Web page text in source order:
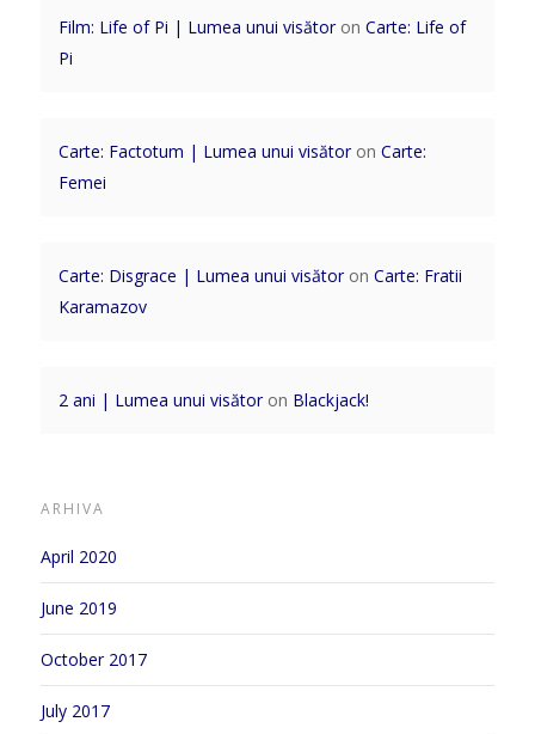
Film: Life of Pi | Lumea unui visătoron Carte: Life of
Pi
Carte: Factotum | Lumea unui visătoron Carte:
Femei
Carte: Disgrace | Lumea unui visătoron Carte: Fratii
Karamazov
2 ani | Lumea unui visătoron Blackjack!
ARHIVA
April 2020
June 2019
October 2017
July 2017